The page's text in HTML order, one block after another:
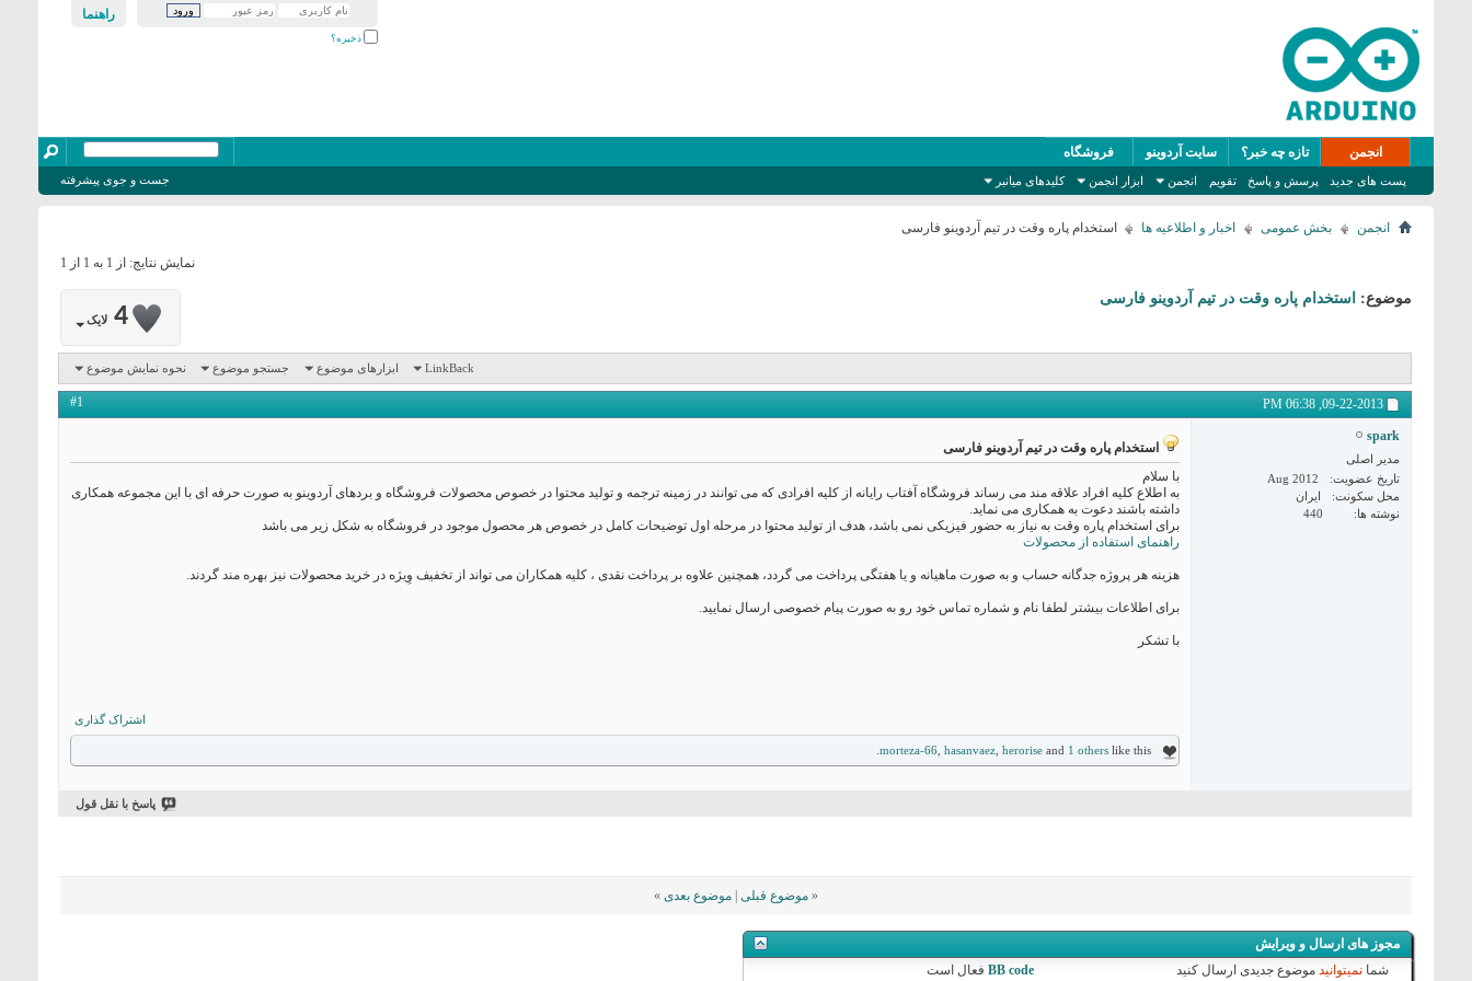
راهنما
ذخیره؟
انجمن
پست های جدید پرسش و پاسخ تقویم انجمن ابزار انجمن کلیدهای میانبر
تازه چه خبر؟ سایت آردوینو فروشگاه
جست و جوی پیشرفته
انجمن بخش عمومی اخبار و اطلاعیه ها استخدام پاره وقت در تیم آردوینو فارسی
نمایش نتایج: از 1 به 1 از 1
4 لایک
موضوع: استخدام پاره وقت در تیم آردوینو فارسی
LinkBack ابزارهای موضوع جستجو موضوع نحوه نمایش موضوع
09-22-2013,
06:38 PM
#1
spark
مدیر اصلی
تاریخ عضویت
Aug 2012
محل سکونت
ایران
نوشته ها
440
استخدام پاره وقت در تیم آردوینو فارسی
با سلام
به اطلاع کلیه افراد علاقه مند می رساند فروشگاه آفتاب رایانه از کلیه افرادی که می توانند در زمینه ترجمه و تولید محتوا در خصوص محصولات فروشگاه و بردهای آردوینو به صورت حرفه ای با این مجموعه همکاری
داشته باشند دعوت به همکاری می نماید.
برای استخدام پاره وقت به نیاز به حضور فیزیکی نمی باشد، هدف از تولید محتوا در مرحله اول توضیحات کامل در خصوص هر محصول موجود در فروشگاه به شکل زیر می باشد
راهنمای استفاده از محصولات
هزینه هر پروژه جدگانه حساب و به صورت ماهیانه و یا هفتگی پرداخت می گردد، همچنین علاوه بر پرداخت نقدی ، کلیه همکاران می تواند از تخفیف وِیژه در خرید محصولات نیز بهره مند گردند.
برای اطلاعات بیشتر لطفا نام و شماره تماس خود رو به صورت پیام خصوصی ارسال نمایید.
با تشکر
اشتراک گذاری
morteza-66 hasanvaez herorise and 1 others like this.
پاسخ با نقل قول
« موضوع قبلی موضوع بعدی »
مجوز های ارسال و ویرایش
شما نمیتوانیدموضوع جدیدی ارسال کنید
BB code فعالاست